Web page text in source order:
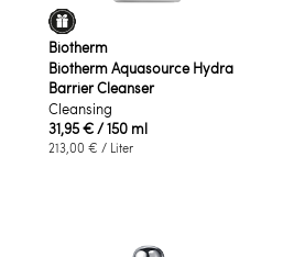
Biotherm
Biotherm Aquasource Hydra
Barrier Cleanser
Cleansing
31,95 €/ 150 ml
213,00 € / Liter